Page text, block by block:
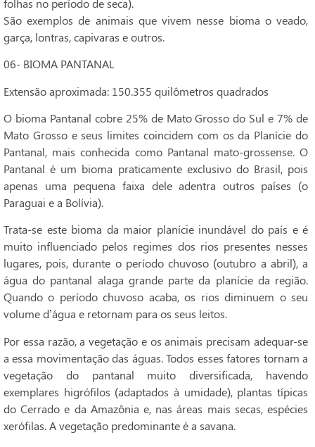
folhas no período de seca).
São exemplos de animais que vivem nesse bioma o veado,
garça, lontras, capivaras e outros.
06- BIOMA PANTANAL
Extensão aproximada: 150.355 quilômetros quadrados
O bioma Pantanal cobre 25% de Mato Grosso do Sul e 7% de
Mato Grosso e seus limites coincidem com os da Planície do
Pantanal, mais conhecida como Pantanal mato-grossense. O
Pantanal é um bioma praticamente exclusivo do Brasil, pois
apenas uma pequena faixa dele adentra outros países (o
Paraguai e a Bolívia).
Trata-se este bioma da maior planície inundável do país e é
muito influenciado pelos regimes dos rios presentes nesses
lugares, pois, durante o período chuvoso (outubro a abril), a
água do pantanal alaga grande parte da planície da região.
Quando o período chuvoso acaba, os rios diminuem o seu
volume d’água e retornam para os seus leitos.
Por essa razão, a vegetação e os animais precisam adequar-se
a essa movimentação das águas. Todos esses fatores tornam a
vegetação do pantanal muito diversificada, havendo
exemplares higrófilos (adaptados à umidade), plantas típicas
do Cerrado e da Amazônia e, nas áreas mais secas, espécies
xerófilas. A vegetação predominante é a savana.